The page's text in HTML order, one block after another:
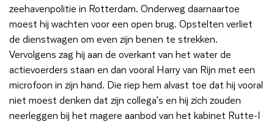
zeehavenpolitie in Rotterdam. Onderweg daarnaartoe
moest hij wachten voor een open brug. Opstelten verliet
de dienstwagen om even zijn benen te strekken.
Vervolgens zag hij aan de overkant van het water de
actievoerders staan en dan vooral Harry van Rijn met een
microfoon in zijn hand. Die riep hem alvast toe dat hij vooral
niet moest denken dat zijn collega’s en hij zich zouden
neerleggen bij het magere aanbod van het kabinet Rutte-I